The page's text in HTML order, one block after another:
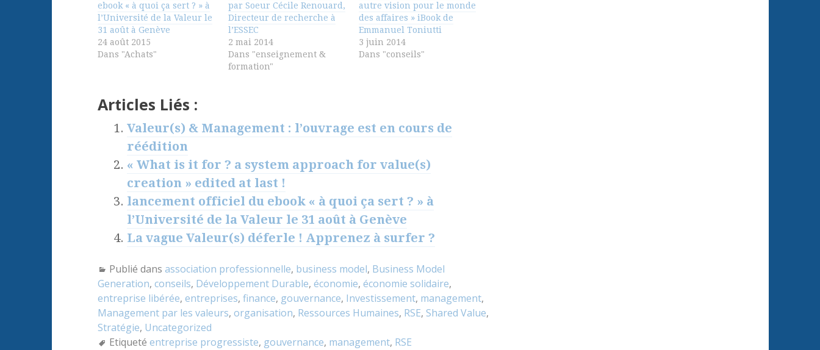
ebook « à quoi ça sert ? » à
l’Université de la Valeur le
31 août à Genève
24 août 2015
Dans "Achats"
par Soeur Cécile Renouard,
Directeur de recherche à
l’ESSEC
2 mai 2014
Dans "enseignement &
formation"
autre vision pour le monde
des affaires » iBook de
Emmanuel Toniutti
3 juin 2014
Dans "conseils"
Articles Liés :
Valeur(s) & Management : l’ouvrage est en cours de
réédition
« What is it for ? a system approach for value(s)
creation » edited at last !
lancement officiel du ebook « à quoi ça sert ? » à
l’Université de la Valeur le 31 août à Genève
La vague Valeur(s) déferle ! Apprenez à surfer ?
Publié dans association professionnelle, business model, Business Model
Generation, conseils, Développement Durable, économie, économie solidaire,
entreprise libérée, entreprises, finance, gouvernance, Investissement, management,
Management par les valeurs, organisation, Ressources Humaines, RSE, Shared Value,
Stratégie, Uncategorized
Etiqueté entreprise progressiste, gouvernance, management, RSE